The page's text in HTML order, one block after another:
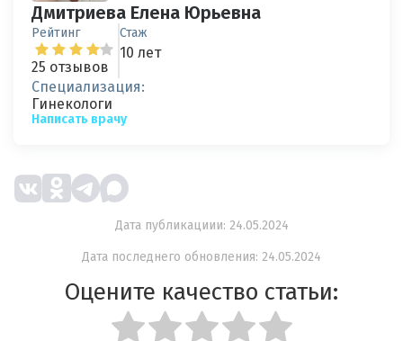
Дмитриева Елена Юрьевна
Рейтинг
25 отзывов
Стаж
10 лет
Специализация:
Гинекологи
Написать врачу
Дата публикациии: 24.05.2024
Дата последнего обновления: 24.05.2024
Оцените качество статьи: